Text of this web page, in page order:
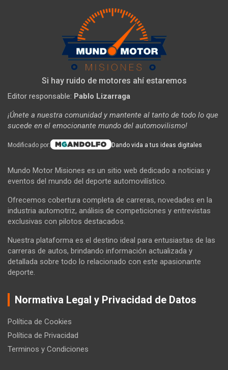
Si hay ruido de motores ahí estaremos
Editor responsable: Pablo Lizarraga
¡Únete a nuestra comunidad y mantente al tanto de todo lo que
sucede en el emocionante mundo del automovilismo!
Modificado por: Dando vida a tus ideas digitales
Mundo Motor Misiones es un sitio web dedicado a noticias y
eventos del mundo del deporte automovilístico.
Ofrecemos cobertura completa de carreras, novedades en la
industria automotriz, análisis de competiciones y entrevistas
exclusivas con pilotos destacados.
Nuestra plataforma es el destino ideal para entusiastas de las
carreras de autos, brindando información actualizada y
detallada sobre todo lo relacionado con este apasionante
deporte.
Normativa Legal y Privacidad de Datos
Política de Cookies
Política de Privacidad
Terminos y Condiciones